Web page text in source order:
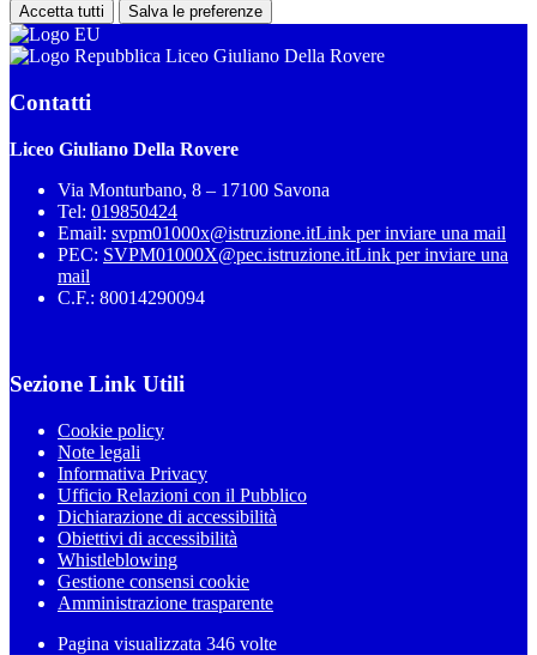
Accetta tutti Salva le preferenze
Liceo Giuliano Della Rovere
Contatti
Liceo Giuliano Della Rovere
Via Monturbano, 8 – 17100 Savona
Tel: 019850424
Email: svpm01000x@istruzione.itLink per inviare una mail
PEC: SVPM01000X@pec.istruzione.itLink per inviare una
mail
C.F.: 80014290094
Sezione Link Utili
Cookie policy
Note legali
Informativa Privacy
Ufficio Relazioni con il Pubblico
Dichiarazione di accessibilità
Obiettivi di accessibilità
Whistleblowing
Gestione consensi cookie
Amministrazione trasparente
Pagina visualizzata 346 volte